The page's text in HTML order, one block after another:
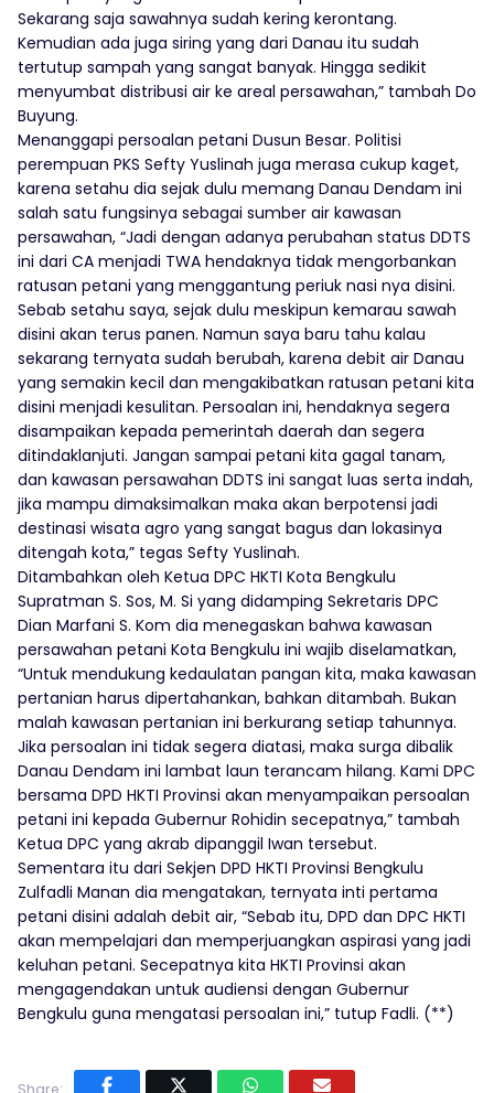
Sekarang saja sawahnya sudah kering kerontang.
Kemudian ada juga siring yang dari Danau itu sudah
tertutup sampah yang sangat banyak. Hingga sedikit
menyumbat distribusi air ke areal persawahan,” tambah Do
Buyung.
Menanggapi persoalan petani Dusun Besar. Politisi
perempuan PKS Sefty Yuslinah juga merasa cukup kaget,
karena setahu dia sejak dulu memang Danau Dendam ini
salah satu fungsinya sebagai sumber air kawasan
persawahan, “Jadi dengan adanya perubahan status DDTS
ini dari CA menjadi TWA hendaknya tidak mengorbankan
ratusan petani yang menggantung periuk nasi nya disini.
Sebab setahu saya, sejak dulu meskipun kemarau sawah
disini akan terus panen. Namun saya baru tahu kalau
sekarang ternyata sudah berubah, karena debit air Danau
yang semakin kecil dan mengakibatkan ratusan petani kita
disini menjadi kesulitan. Persoalan ini, hendaknya segera
disampaikan kepada pemerintah daerah dan segera
ditindaklanjuti. Jangan sampai petani kita gagal tanam,
dan kawasan persawahan DDTS ini sangat luas serta indah,
jika mampu dimaksimalkan maka akan berpotensi jadi
destinasi wisata agro yang sangat bagus dan lokasinya
ditengah kota,” tegas Sefty Yuslinah.
Ditambahkan oleh Ketua DPC HKTI Kota Bengkulu
Supratman S. Sos, M. Si yang didamping Sekretaris DPC
Dian Marfani S. Kom dia menegaskan bahwa kawasan
persawahan petani Kota Bengkulu ini wajib diselamatkan,
“Untuk mendukung kedaulatan pangan kita, maka kawasan
pertanian harus dipertahankan, bahkan ditambah. Bukan
malah kawasan pertanian ini berkurang setiap tahunnya.
Jika persoalan ini tidak segera diatasi, maka surga dibalik
Danau Dendam ini lambat laun terancam hilang. Kami DPC
bersama DPD HKTI Provinsi akan menyampaikan persoalan
petani ini kepada Gubernur Rohidin secepatnya,” tambah
Ketua DPC yang akrab dipanggil Iwan tersebut.
Sementara itu dari Sekjen DPD HKTI Provinsi Bengkulu
Zulfadli Manan dia mengatakan, ternyata inti pertama
petani disini adalah debit air, “Sebab itu, DPD dan DPC HKTI
akan mempelajari dan memperjuangkan aspirasi yang jadi
keluhan petani. Secepatnya kita HKTI Provinsi akan
mengagendakan untuk audiensi dengan Gubernur
Bengkulu guna mengatasi persoalan ini,” tutup Fadli. (**)
Share: